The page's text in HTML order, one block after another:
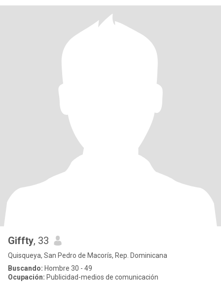
Giffty, 33
Quisqueya, San Pedro de Macorís, Rep. Dominicana
Buscando: Hombre 30 - 49
Ocupación: Publicidad-medios de comunicación